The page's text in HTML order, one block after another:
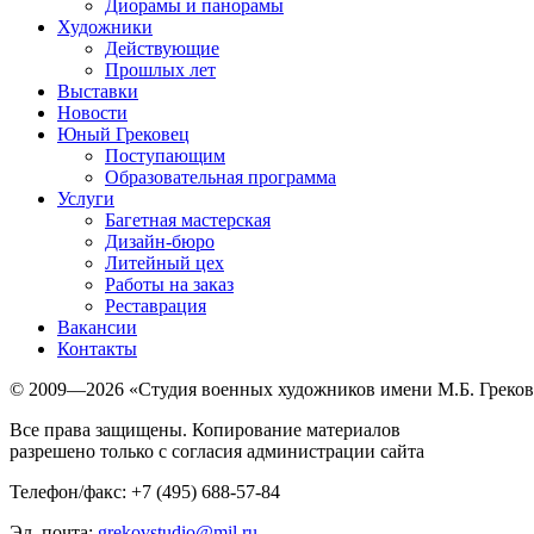
Диорамы и панорамы
Художники
Действующие
Прошлых лет
Выставки
Новости
Юный Грековец
Поступающим
Образовательная программа
Услуги
Багетная мастерская
Дизайн-бюро
Литейный цех
Работы на заказ
Реставрация
Вакансии
Контакты
© 2009—2026 «Студия военных художников имени М.Б.
Все права защищены. Копирование материалов
разрешено только с согласия администрации сайта
Телефон/факс: +7 (495) 688-57-84